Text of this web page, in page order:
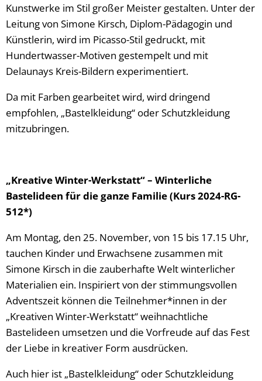
Kunstwerke im Stil großer Meister gestalten. Unter der
Leitung von Simone Kirsch, Diplom-Pädagogin und
Künstlerin, wird im Picasso-Stil gedruckt, mit
Hundertwasser-Motiven gestempelt und mit
Delaunays Kreis-Bildern experimentiert.
Da mit Farben gearbeitet wird, wird dringend
empfohlen, „Bastelkleidung“ oder Schutzkleidung
mitzubringen.
„Kreative Winter-Werkstatt“ – Winterliche
Bastelideen für die ganze Familie (Kurs 2024-RG-
512*)
Am Montag, den 25. November, von 15 bis 17.15 Uhr,
tauchen Kinder und Erwachsene zusammen mit
Simone Kirsch in die zauberhafte Welt winterlicher
Materialien ein. Inspiriert von der stimmungsvollen
Adventszeit können die Teilnehmer*innen in der
„Kreativen Winter-Werkstatt“ weihnachtliche
Bastelideen umsetzen und die Vorfreude auf das Fest
der Liebe in kreativer Form ausdrücken.
Auch hier ist „Bastelkleidung“ oder Schutzkleidung